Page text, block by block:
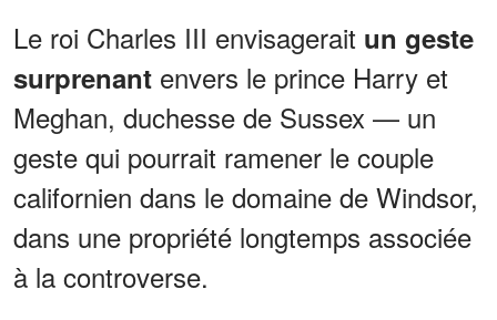
Le roi Charles III envisagerait un geste
surprenant envers le prince Harry et
Meghan, duchesse de Sussex — un
geste qui pourrait ramener le couple
californien dans le domaine de Windsor,
dans une propriété longtemps associée
à la controverse.